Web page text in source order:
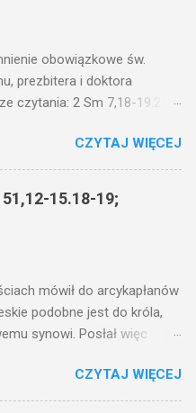
obowiązkowe św.
prezbitera i doktora
czytania: 2 Sm 7,18-19.24-
mówił ludowi: Czy po to
by je postawić pod korcem
Czy nie po to, aby je postawić
ma bowiem nic ukrytego, co
na jaw. Kto ma uszy do
wam i jeszcze wam
temu będzie dane; a kto nie
tego, co ma. W dzisiejszym
po to wnosi się światło, by
lub pod łóżkiem? Czy
CZYTAJ WIĘCEJ
15.18-19;
mówił do arcykapłanów
podobne jest do króla,
synowi. Posłał więc
inne sługi z poleceniem:
moją ucztę:
CZYTAJ WIĘCEJ